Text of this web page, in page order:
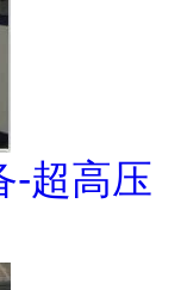
-超高压